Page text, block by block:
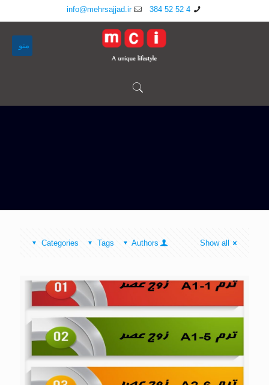
4 52 52 384
info@mehrsajjad.ir
منو
Categories Tags Authors Show all